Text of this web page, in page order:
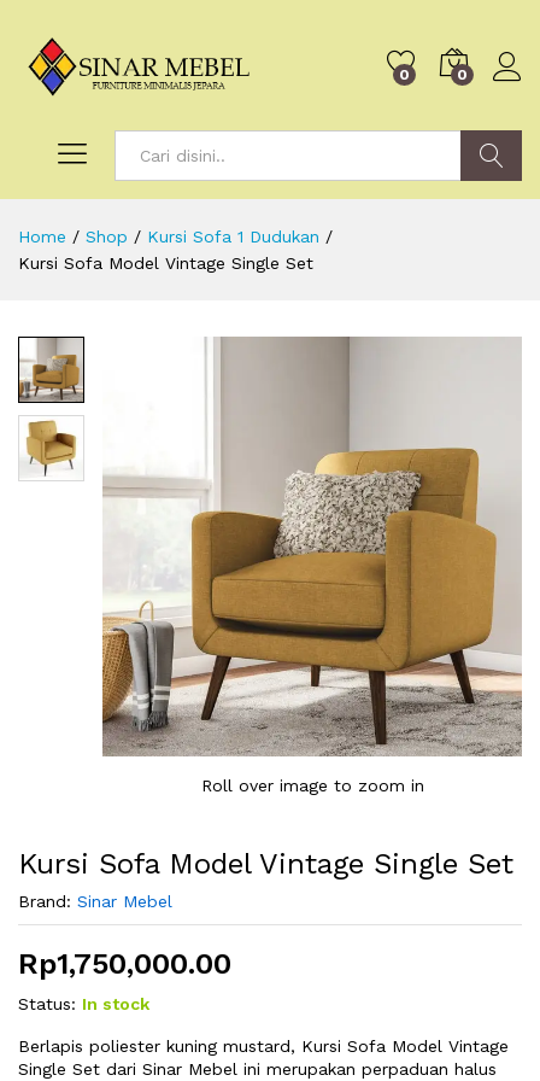
0 0
Search
Home / Shop / Kursi Sofa 1 Dudukan /
Kursi Sofa Model Vintage Single Set
Roll over image to zoom in
Kursi Sofa Model Vintage Single Set
Brand: Sinar Mebel
Rp1,750,000.00
Status: In stock
Berlapis poliester kuning mustard, Kursi Sofa Model Vintage
Single Set dari Sinar Mebel ini merupakan perpaduan halus